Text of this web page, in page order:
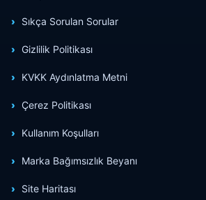
Sıkça Sorulan Sorular
Gizlilik Politikası
KVKK Aydınlatma Metni
Çerez Politikası
Kullanım Koşulları
Marka Bağımsızlık Beyanı
Site Haritası